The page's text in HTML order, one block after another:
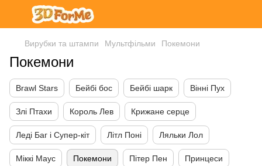
Вирубки та штампи Мультфільми Покемони
Покемони
Brawl Stars Бейбі бос Бейбі шарк Вінні Пух
Злі Птахи Король Лев Крижане серце
Леді Баг і Супер-кіт Літл Поні Ляльки Лол
Міккі Маус Покемони Пітер Пен Принцеси